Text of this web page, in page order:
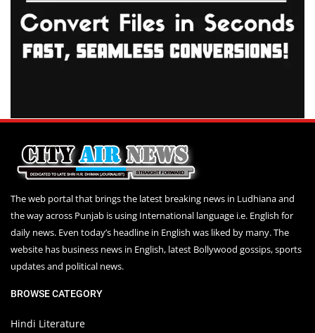
The web portal that brings the latest breaking news in Ludhiana and
the way across Punjab is using International language i.e. English for
daily news. Even today’s headline in English was liked by many. The
website has business news in English, latest Bollywood gossips, sports
updates and political news.
BROWSE CATEGORY
Hindi Literature